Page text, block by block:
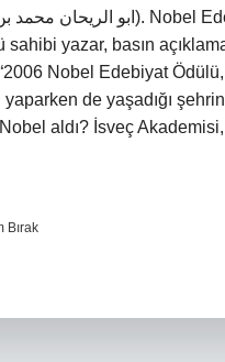
yazar, basın
Nobel Edebiyat
de yaşadığı
aldı? İsveç
Bırak